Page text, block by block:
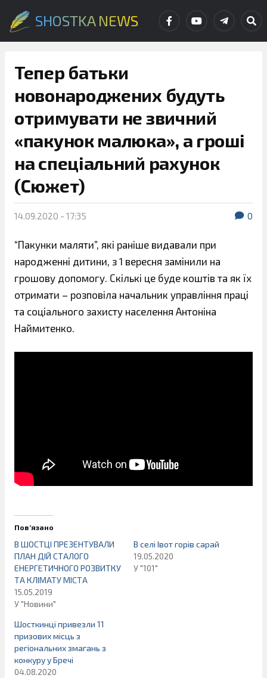
SHOSTKA NEWS
Тепер батьки
новонароджених будуть
отримувати не звичний
«пакунок малюка», а гроші
на спеціальний рахунок
(Сюжет)
14.09.2020 - 17:35 0
“Пакунки маляти”, які раніше видавали при
народженні дитини, з 1 вересня замінили на
грошову допомогу. Скількі це буде коштів та як їх
отримати – розповіла начальник управління праці
та соціального захисту населення Антоніна
Наймитенко.
Пов’язано
В ШОСТЦІ ПРЕЗЕНТУВАЛИ
ПЛАН ДІЙ СТАЛОГО
ЕНЕРГЕТИЧНОГО РОЗВИТКУ
ТА КЛІМАТУ МІСТА
15.05.2019
У "Новини"
В селі Івот горів сарай
19.05.2020
У "101"
Шосткинці привезли 11
призових місць з
регіональних змагань з
конкуру у Бречі
04.08.2020